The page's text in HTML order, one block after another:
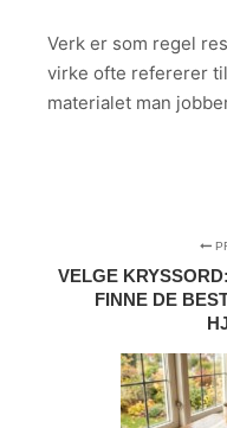
Verk er som regel
virke ofte refererer
materialet man
VELGE
FINNE DE